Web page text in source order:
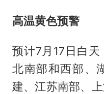
高温黄色预警
预计7月17日白
北南部和西部、
建、江苏南部、